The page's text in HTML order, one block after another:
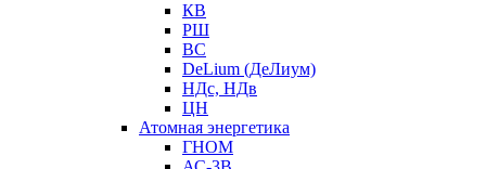
КВ
РШ
ВС
DeLium (ДеЛиум)
НДс, НДв
ЦН
Атомная энергетика
ГНОМ